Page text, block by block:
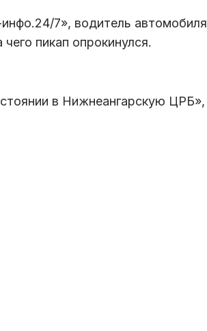
7», водитель автомобиля
пикап опрокинулся.
в Нижнеангарскую ЦРБ»,